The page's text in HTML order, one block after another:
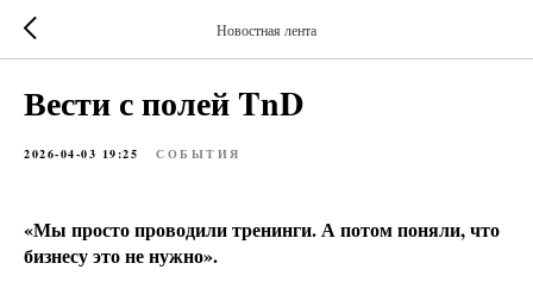
Новостная лента
Вести с полей TnD
2026-04-03 19:25 СОБЫТИЯ
«Мы просто проводили тренинги. А потом поняли, что
бизнесу это не нужно».